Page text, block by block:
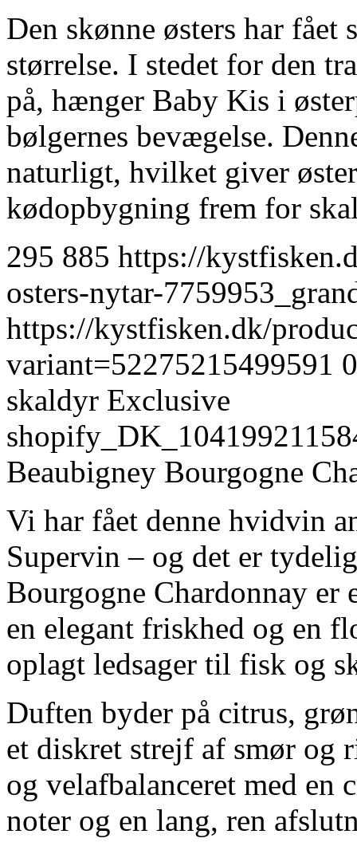
Den skønne østers har
størrelse. I stedet for den
på, hænger Baby Kis i
bølgernes bevægelse.
naturligt, hvilket giver
kødopbygning frem for
295 885 https://
osters-nytar-
https://kystfisken.dk/
variant=52275215499591 0
skaldyr Exclusive
Beaubigney Bourgogne
Vi har fået denne hvidvin
Supervin – og det er
Bourgogne Chardonnay er
en elegant friskhed og en
oplagt ledsager til fisk og
Duften byder på citrus,
et diskret strejf af smør og
og velafbalanceret med en
noter og en lang, ren